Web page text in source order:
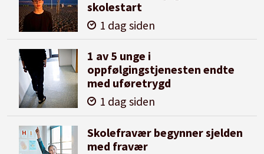
skolestart
1 dag siden
1 av 5 unge i
oppfølgingstjenesten endte
med uføretrygd
1 dag siden
Skolefravær begynner sjelden
med fravær